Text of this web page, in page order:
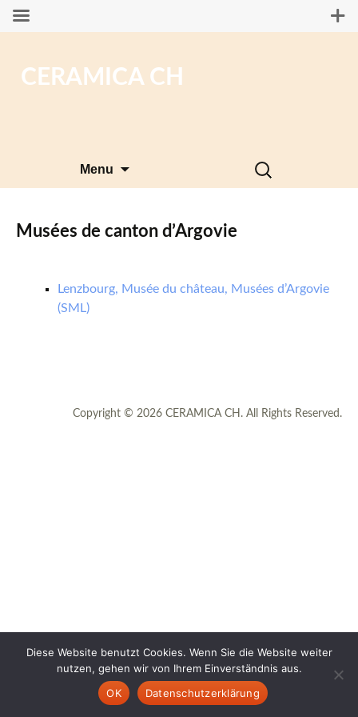
CERAMICA CH
Menu
Rechercher :
Musées de canton d’Argovie
Lenzbourg, Musée du château, Musées d’Argovie
(SML)
Copyright © 2026 CERAMICA CH. All Rights Reserved.
Diese Website benutzt Cookies. Wenn Sie die Website weiter
nutzen, gehen wir von Ihrem Einverständnis aus.
OK
Datenschutzerklärung